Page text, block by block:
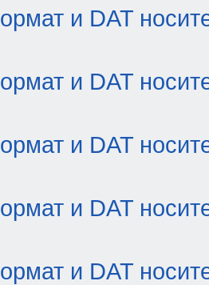
и DAT
и DAT
и DAT
и DAT
и DAT